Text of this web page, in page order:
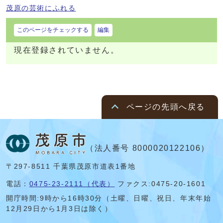
茂原の芸術にふれる
このページをチェックする 編集
現在登録されていません。
ページの先頭へ戻る
（法人番号 8000020122106）
〒297-8511 千葉県茂原市道表1番地
電話： 0475-23-2111（代表）
ファクス:0475-20-1601
開庁時間:9時から16時30分（土曜、日曜、祝日、年末年始
12月29日から1月3日は除く）